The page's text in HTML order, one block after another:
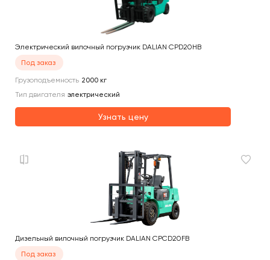
Электрический вилочный погрузчик DALIAN CPD20HB
Под заказ
Грузоподъемность 2000 кг
Тип двигателя электрический
Узнать цену
Дизельный вилочный погрузчик DALIAN CPCD20FB
Под заказ